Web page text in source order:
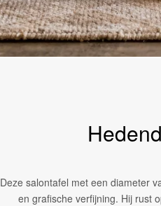
Deze salontafel met een diameter
en grafische verfijning. Hij rust